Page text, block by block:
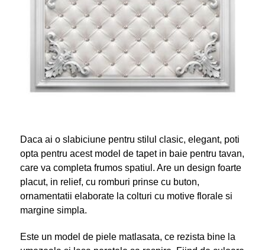
Daca ai o slabiciune pentru stilul clasic, elegant, poti
opta pentru acest model de tapet in baie pentru tavan,
care va completa frumos spatiul. Are un design foarte
placut, in relief, cu romburi prinse cu buton,
ornamentatii elaborate la colturi cu motive florale si
margine simpla.
Este un model de piele matlasata, ce rezista bine la